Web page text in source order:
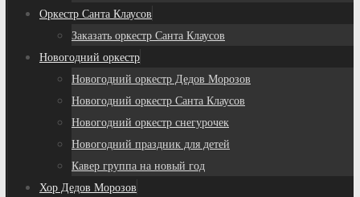
Оркестр Санта Клаусов
Заказать оркестр Санта Клаусов
Новогодний оркестр
Новогодний оркестр Дедов Морозов
Новогодний оркестр Санта Клаусов
Новогодний оркестр снегурочек
Новогодний праздник для детей
Кавер группа на новый год
Хор Дедов Морозов